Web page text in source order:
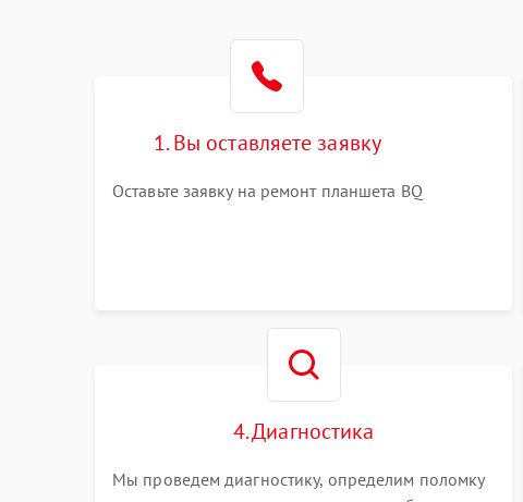
1. Вы оставляете заявку
Оставьте заявку на ремонт планшета BQ
4. Диагностика
Мы проведем диагностику, определим поломку